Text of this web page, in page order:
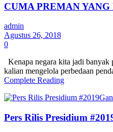
CUMA PREMAN
admin
Agustus 26, 2018
0
Kenapa negara kita jadi
kalian mengelola perbedaan
Complete Reading
Pers Rilis Presidium